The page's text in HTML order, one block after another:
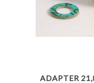
ADAPTER